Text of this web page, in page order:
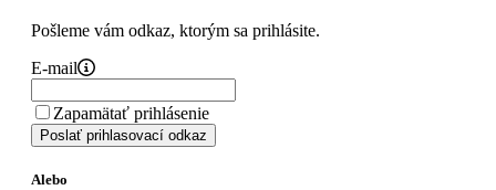
Pošleme vám odkaz, ktorým sa prihlásite.
E-mail
Zapamätať prihlásenie
Poslať prihlasovací odkaz
Alebo